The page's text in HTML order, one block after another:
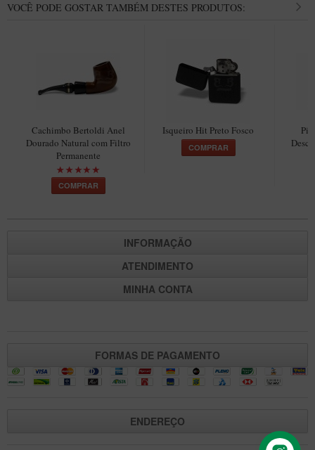
Hobby
Elite Longo
CACHIMBOS ARTESANAIS DE BRIAR ITALIANO
Maestro – Briar Italiano
Churchwarden – Briar Italiano
Jateado
MONTE SEU KIT/INICIANTES
Isqueiros
VOCÊ PODE GOSTAR TAMBÉM DESTES PRODUTOS:
Cachimbo Bertoldi Anel
Dourado Natural com Filtro
Permanente
COMPRAR
Isqueiro Hit Preto Fosco
COMPRAR
INFORMAÇÃO
ATENDIMENTO
MINHA CONTA
FORMAS DE PAGAMENTO
ENDEREÇO